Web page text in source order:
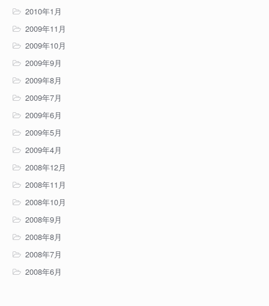
2010年1月
2009年11月
2009年10月
2009年9月
2009年8月
2009年7月
2009年6月
2009年5月
2009年4月
2008年12月
2008年11月
2008年10月
2008年9月
2008年8月
2008年7月
2008年6月